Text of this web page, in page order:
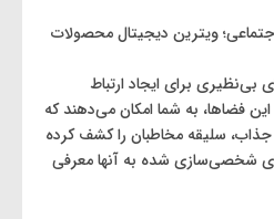
ویترین دیجیتال محصولات
بی‌نظیری برای ایجاد ارتباط
فضاها، به شما امکان می‌دهند که
جذاب، سلیقه مخاطبان را کشف کرده
شخصی‌سازی ‌شده به آنها معرفی